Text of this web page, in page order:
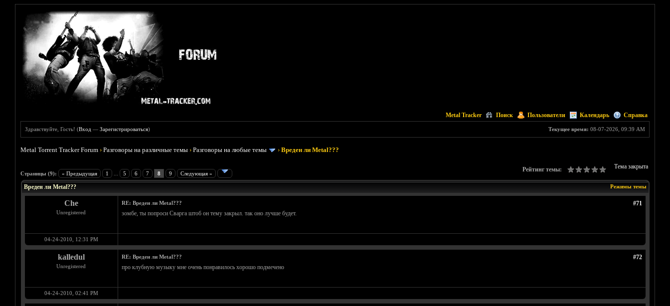
Metal Tracker Поиск Пользователи Календарь Справка
Текущее время: 08-07-2026, 09:39 AM
Здравствуйте, Гость! (Вход —Зарегистрироваться)
Metal Torrent Tracker Forum ›Разговоры на различные темы ›Разговоры на любые темы ›Вреден ли Metal???
Страницы (9): « Предыдущая 1 5 6 7 8 9 Следующая »
Тема закрыта
Рейтинг темы:
Голосов: 0 - Средняя оценка: 0
1
2
3
4
5
Режимы темы
Вреден ли Metal???
Che
Unregistered
#71
RE: Вреден ли Metal???
зомбе, ты попроси Сварга штоб он тему закрыл. так оно лучше будет.
04-24-2010, 12:31 PM
kalledul
Unregistered
#72
RE: Вреден ли Metal???
про клубную музыку мне очень понравилось хорошо подмечено
04-24-2010, 02:41 PM